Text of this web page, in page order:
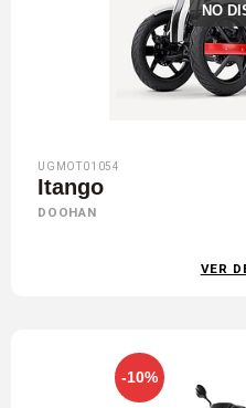
NO
UGMOT01054
Itango
DOOHAN
VER
-10%